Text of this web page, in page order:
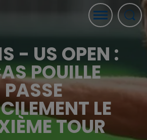
- US OPEN :
POUILLE
PASSE
LE
TOUR